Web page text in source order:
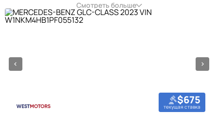
Смотреть больше
$675
текущая ставка